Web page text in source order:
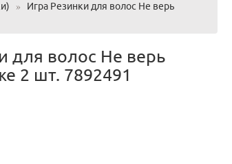
»
Игра Резинки для волос Не верь
для волос Не верь
2 шт. 7892491